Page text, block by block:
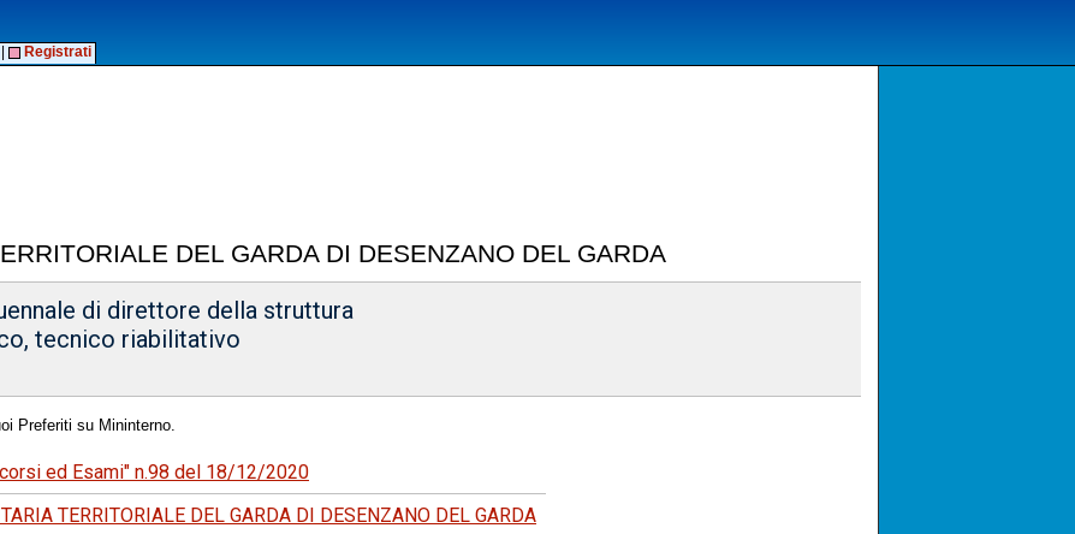
Registrati
DEL GARDA DI DESENZANO DEL GARDA
di direttore della struttura
tecnico riabilitativo
Preferiti su Mininterno.
ed Esami" n.98 del 18/12/2020
TERRITORIALE DEL GARDA DI DESENZANO DEL GARDA